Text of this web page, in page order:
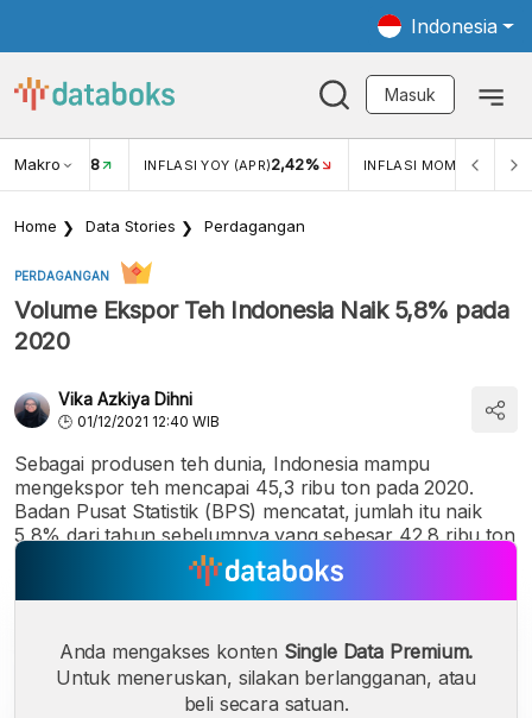
Indonesia
Masuk
Makro
USD/IDR 18 INFLASI YOY (APR)2,42% INFLASI MOM (APR)
Home Data Stories Perdagangan
PERDAGANGAN
Volume Ekspor Teh Indonesia Naik 5,8% pada
2020
Vika Azkiya Dihni
01/12/2021 12:40 WIB
Sebagai produsen teh dunia, Indonesia mampu
mengekspor teh mencapai 45,3 ribu ton pada 2020.
Badan Pusat Statistik (BPS) mencatat, jumlah itu naik
5,8% dari tahun sebelumnya yang sebesar 42,8 ribu ton
Anda mengakses konten Single Data Premium.
Untuk meneruskan, silakan berlangganan, atau
beli secara satuan.